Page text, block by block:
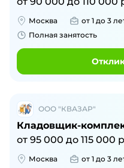
Москва от 1 до 3
Полная занятость
ООО "КВАЗАР"
Кладовщик-
от 95 000 до 115 000
Москва от 1 до 3